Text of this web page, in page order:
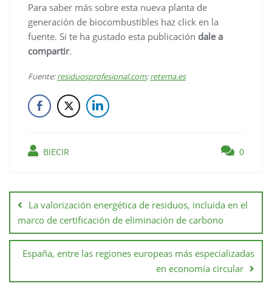
Para saber más sobre esta nueva planta de
generación de biocombustibles haz click en la
fuente. Si te ha gustado esta publicación dale a
compartir.
Fuente:residuosprofesional.com;retema.es
BIECIR 0
La valorización energética de residuos, incluida en el
marco de certificación de eliminación de carbono
España, entre las regiones europeas más especializadas
en economía circular